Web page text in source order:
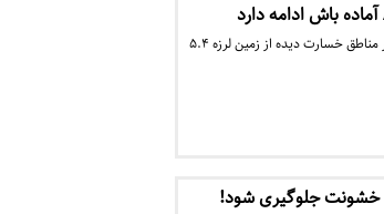
باش ادامه دارد
رئیس جمعیت هلال احمر از حضور تیم های سحر (تیم‌های حمایت روان) در مناطق خسارت دیده از زمین لرزه ۵.۴
خشونت جلوگیری شود!